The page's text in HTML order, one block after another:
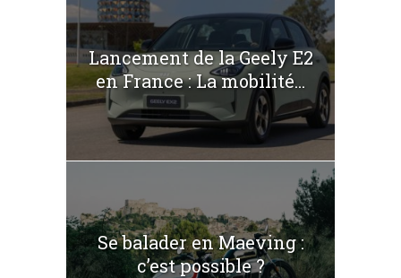
Lancement de la Geely E2
en France : La mobilité...
Se balader en Maeving :
c’est possible ?